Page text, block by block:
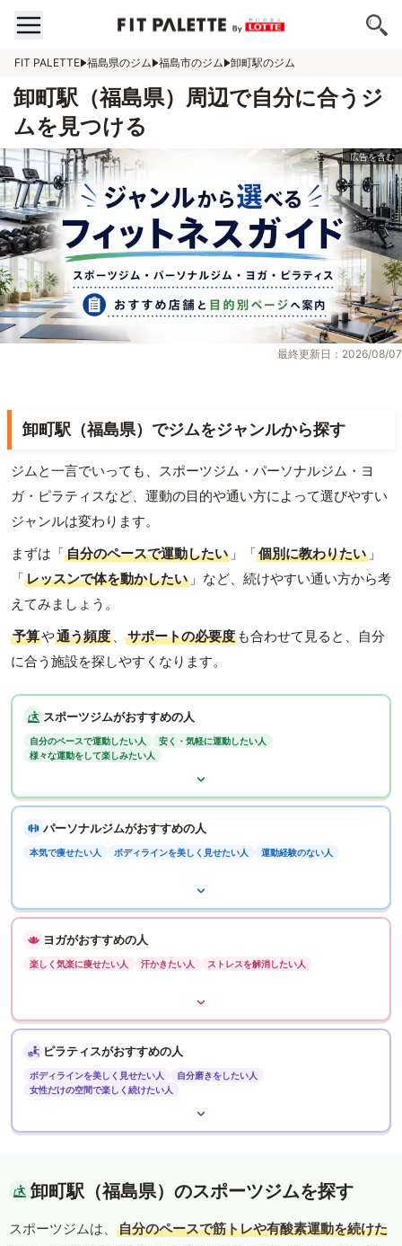
FIT PALETTE 福島県のジム 福島市のジム 卸町駅のジム
卸町駅（福島県）周辺で自分に合うジ
ムを見つける
最終更新日：2026/08/07
卸町駅（福島県）でジムをジャンルから探す
ジムと一言でいっても、スポーツジム・パーソナルジム・ヨ
ガ・ピラティスなど、運動の目的や通い方によって選びやすい
ジャンルは変わります。
まずは「自分のペースで運動したい 」「個別に教わりたい 」
「レッスンで体を動かしたい 」など、続けやすい通い方から考
えてみましょう。
予算や通う頻度 、 サポートの必要度 も合わせて見ると、自分
に合う施設を探しやすくなります。
スポーツジムがおすすめの人
自分のペースで運動したい人
安く・気軽に運動したい人
様々な運動をして楽しみたい人
パーソナルジムがおすすめの人
本気で痩せたい人 ボディラインを美しく見せたい人 運動経験のない人
ヨガがおすすめの人
楽しく気楽に痩せたい人 汗かきたい人 ストレスを解消したい人
ピラティスがおすすめの人
ボディラインを美しく見せたい人
自分磨きをしたい人
女性だけの空間で楽しく続けたい人
卸町駅（福島県）のスポーツジムを探す
スポーツジムは、
自分のペースで筋トレや有酸素運動を続けた